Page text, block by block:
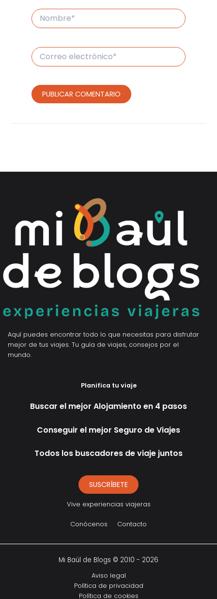
Nombre*
Correo
electrónico*
Aquí puedes encontrar todo lo que necesitas para disfrutar
mejor de tus viajes. Tu guía de viajes, consejos por el
mundo.
Planifica tu viaje
Buscar el mejor Alojamiento en 4 pasos
Conseguir el mejor Seguro de Viajes
Todos los buscadores de viaje juntos
SUSCRÍBETE
Vive experiencias viajeras
Conócenos Contacto
Mi Baúl de Blogs © 2010 - 2026
Aviso legal
Política de privacidad
Política de cookies